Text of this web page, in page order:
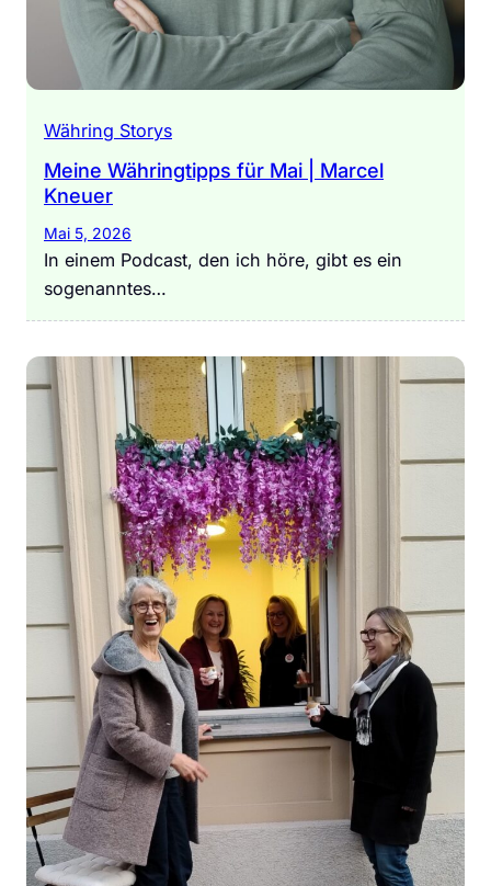
Währing Storys
Meine Währingtipps für Mai | Marcel
Kneuer
Mai 5, 2026
In einem Podcast, den ich höre, gibt es ein
sogenanntes…